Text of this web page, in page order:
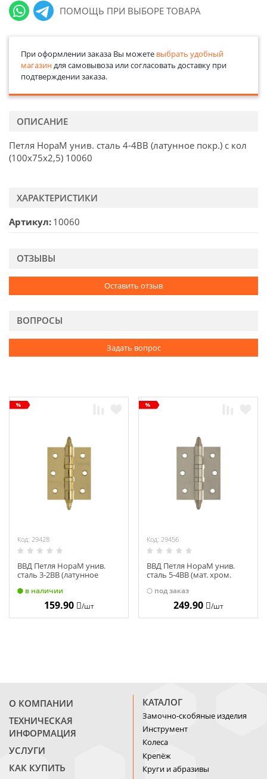
ПОМОЩЬ ПРИ ВЫБОРЕ ТОВАРА
При оформлении заказа Вы можете выбрать удобный
магазиндля самовывоза или согласовать доставку при
подтверждении заказа.
ОПИСАНИЕ
Петля НораМ унив. сталь 4-4ВВ (латунное покр.) с кол
(100х75х2,5) 10060
ХАРАКТЕРИСТИКИ
Артикул 10060
ОТЗЫВЫ
Оставить отзыв
ВОПРОСЫ
Задать вопрос
Код: 29428
ВВД Петля НораМ унив.
сталь 3-2ВВ (латунное
колпачком 10066
в наличии
159.90 /шт
Код: 29456
ВВД Петля НораМ унив.
сталь 5-4ВВ (мат. хром.
11470
под заказ
249.90 /шт
О КОМПАНИИ
ТЕХНИЧЕСКАЯ
ИНФОРМАЦИЯ
УСЛУГИ
КАК КУПИТЬ
КАТАЛОГ
Замочно-скобяные изделия
Инструмент
Колеса
Крепёж
Круги и абразивы